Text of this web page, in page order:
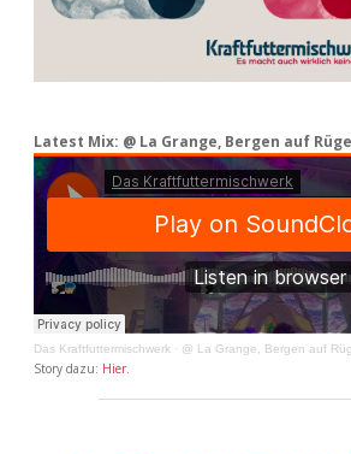
Latest Mix: @ La Grange, Bergen auf
Das Kraftfuttermischwerk · @ La Grange, Bergen auf
Story dazu: Hier.